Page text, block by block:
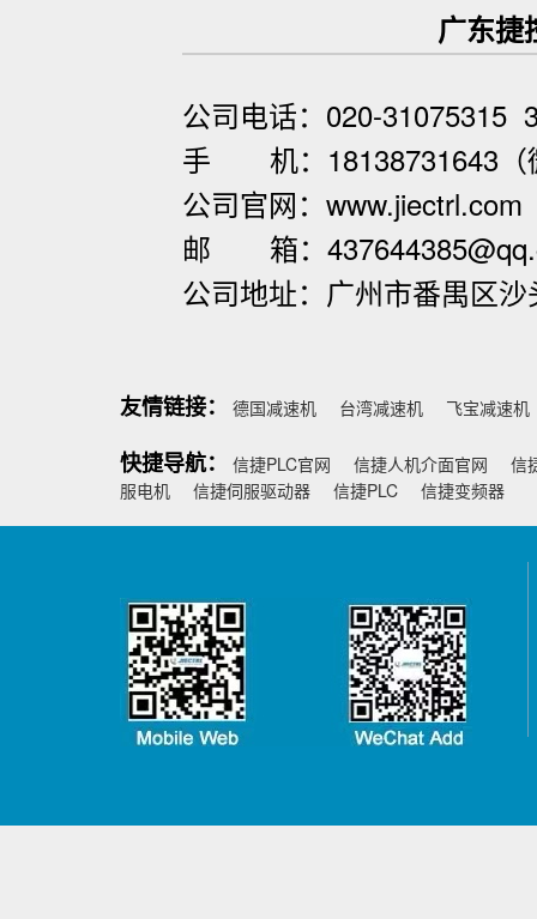
广东捷
公司电话：020-31075315
手 机：18138731643（
公司官网：www.jiectrl.com
邮 箱：
公司地址：广州市番禺区
友情链接： 德国减速机 台湾减速机 飞宝减速机
快捷导航： 信捷PLC官网 信捷人机介面官网
信
服电机
信捷伺服驱动器 信捷PLC 信捷变频器